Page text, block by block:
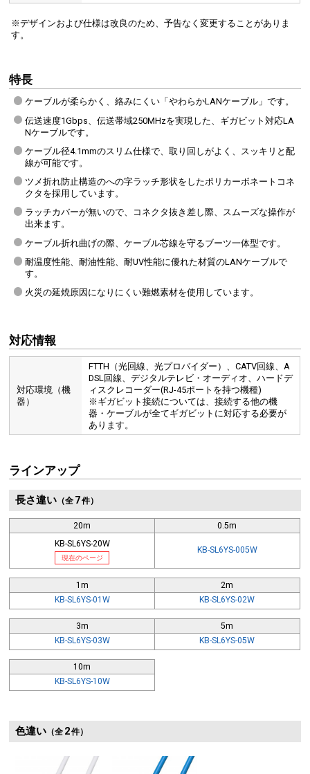
ラッチカバーのない構造なので、コネクタの抜き差しがスムーズです。
ブーツ一体型のスリムコネクタ
ケーブル折れ曲げの際、ケーブル芯線を守るブーツ一体型のスリムコ
難燃素材を使用
※デザインおよび仕様は改良のため、予告なく変更することがありま
す。
特長
ケーブルが柔らかく、絡みにくい「やわらかLANケーブル」です。
伝送速度1Gbps、伝送帯域250MHzを実現した、ギガビット対応LA
Nケーブルです。
ケーブル径4.1mmのスリム仕様で、取り回しがよく、スッキリと配
線が可能です。
ツメ折れ防止構造のへの字ラッチ形状をしたポリカーボネートコネ
クタを採用しています。
ラッチカバーが無いので、コネクタ抜き差し際、スムーズな操作が
出来ます。
ケーブル折れ曲げの際、ケーブル芯線を守るブーツ一体型です。
耐温度性能、耐油性能、耐UV性能に優れた材質のLANケーブルで
す。
火災の延焼原因になりにくい難燃素材を使用しています。
対応情報
対応環境（機
器）
FTTH（光回線、光プロバイダー）、CATV回線、A
DSL回線、デジタルテレビ・オーディオ、ハードデ
ィスクレコーダー(RJ-45ポートを持つ機種)
※ギガビット接続については、接続する他の機
器・ケーブルが全てギガビットに対応する必要が
あります。
ラインアップ
長さ違い（全 7件）
20m
KB-SL6YS-20W
現在のページ
0.5m
KB-SL6YS-005W
1m
KB-SL6YS-01W
2m
KB-SL6YS-02W
3m
KB-SL6YS-03W
5m
KB-SL6YS-05W
10m
KB-SL6YS-10W
色違い（全 2件）